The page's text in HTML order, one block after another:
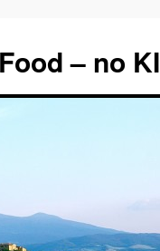
– no KI